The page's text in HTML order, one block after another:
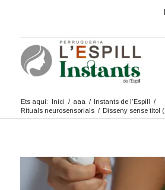
Ets aquí: Inici / aaa / Instants de l’Espill /
Rituals neurosensorials / Disseny sense títol